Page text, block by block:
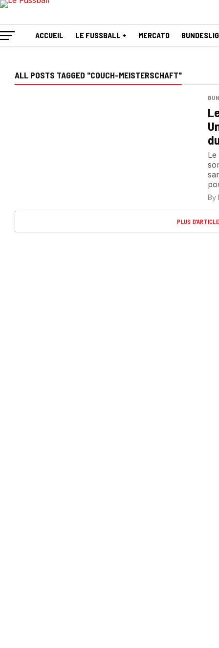
ACCUEIL LE FUSSBALL + MERCATO
ALL POSTS TAGGED "COUCH-MEISTERSCHAFT"
By
PLUS